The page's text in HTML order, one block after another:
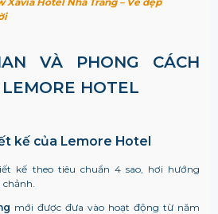
VÀ PHONG CÁCH
HOTEL
kế của Lemore Hotel
kế theo tiêu chuẩn 4 sao, hơi hướng
mới được đưa vào hoạt động từ năm